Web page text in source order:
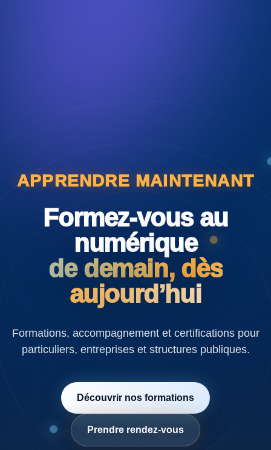
APPRENDRE MAINTENANT
Formez-vous au
numérique
de demain, dès
aujourd’hui
Formations, accompagnement et certifications pour
particuliers, entreprises et structures publiques.
Découvrir nos formations
Prendre rendez-vous